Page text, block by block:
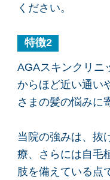
ください。
特徴2
AGAスキンクリニ
からほど近い通い
さまの髪の悩みに
当院の強みは、抜
療、さらには自毛
肢を備えている点